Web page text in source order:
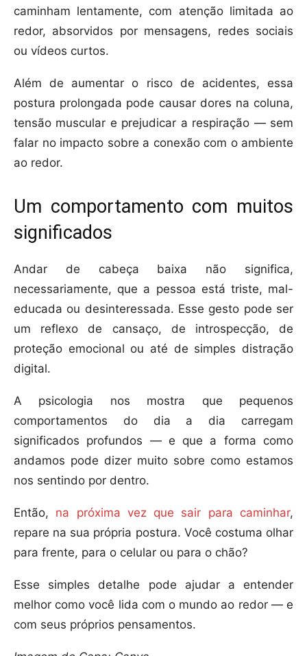
caminham lentamente, com atenção limitada ao
redor, absorvidos por mensagens, redes sociais
ou vídeos curtos.
Além de aumentar o risco de acidentes, essa
postura prolongada pode causar dores na coluna,
tensão muscular e prejudicar a respiração — sem
falar no impacto sobre a conexão com o ambiente
ao redor.
Um comportamento com muitos
significados
Andar de cabeça baixa não significa,
necessariamente, que a pessoa está triste, mal-
educada ou desinteressada. Esse gesto pode ser
um reflexo de cansaço, de introspecção, de
proteção emocional ou até de simples distração
digital.
A psicologia nos mostra que pequenos
comportamentos do dia a dia carregam
significados profundos — e que a forma como
andamos pode dizer muito sobre como estamos
nos sentindo por dentro.
Então, na próxima vez que sair para caminhar,
repare na sua própria postura. Você costuma olhar
para frente, para o celular ou para o chão?
Esse simples detalhe pode ajudar a entender
melhor como você lida com o mundo ao redor — e
com seus próprios pensamentos.